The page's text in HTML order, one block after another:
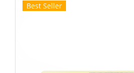
Best Seller